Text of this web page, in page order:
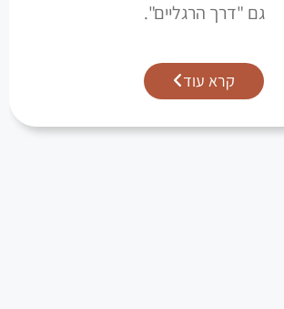
גם "דרך הרגליים".
קרא עוד